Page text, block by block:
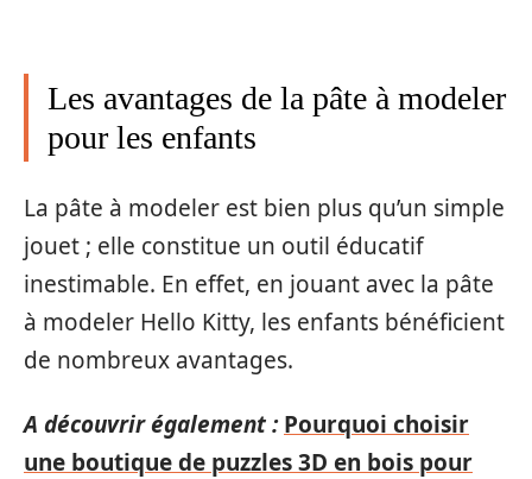
Les avantages de la pâte à modeler
pour les enfants
La pâte à modeler est bien plus qu’un simple
jouet ; elle constitue un outil éducatif
inestimable. En effet, en jouant avec la pâte
à modeler Hello Kitty, les enfants bénéficient
de nombreux avantages.
A découvrir également : Pourquoi choisir
une boutique de puzzles 3D en bois pour